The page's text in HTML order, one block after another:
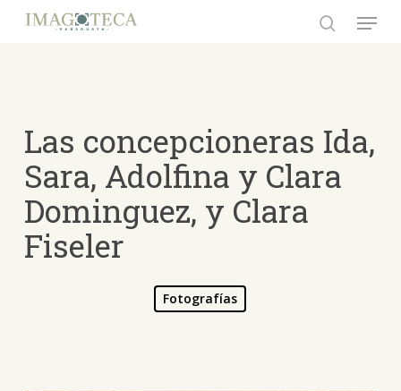
Menu
Las concepcioneras Ida,
Sara, Adolfina y Clara
Dominguez, y Clara
Fiseler
Fotografías